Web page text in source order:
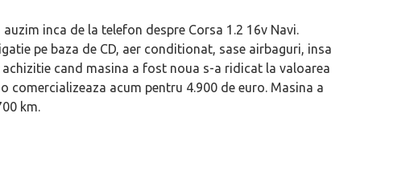
inca de la telefon despre Corsa 1.2 16v Navi.
pe baza de CD, aer conditionat, sase airbaguri, insa
achizitie cand masina a fost noua s-a ridicat la valoarea
comercializeaza acum pentru 4.900 de euro. Masina a
km.